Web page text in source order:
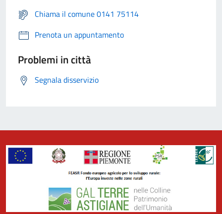
Chiama il comune 0141 75114
Prenota un appuntamento
Problemi in città
Segnala disservizio